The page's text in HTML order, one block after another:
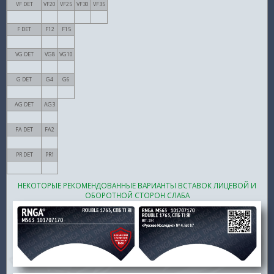
VF DET VF20 VF25 VF30 VF35
F DET F12 F15
VG DET VG8 VG10
G DET G4 G6
AG DET AG3
FA DET FA2
PR DET PR1
НЕКОТОРЫЕ РЕКОМЕНДОВАННЫЕ ВАРИАНТЫ ВСТАВОК ЛИЦЕВОЙ И
ОБОРОТНОЙ СТОРОН СЛАБА